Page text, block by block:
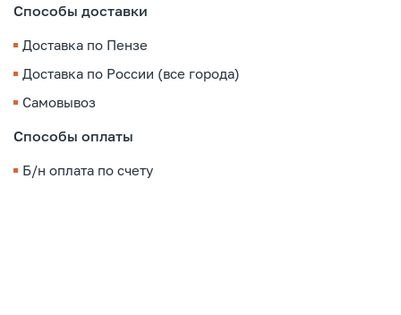
Способы доставки
Доставка по Пензе
Доставка по России (все города)
Самовывоз
Способы оплаты
Б/н оплата по счету